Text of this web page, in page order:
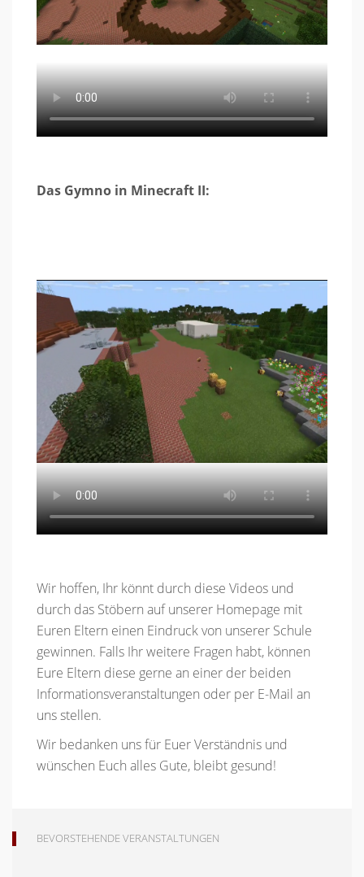
Das Gymno in Minecraft II:
Wir hoffen, Ihr könnt durch diese Videos und
durch das Stöbern auf unserer Homepage mit
Euren Eltern einen Eindruck von unserer Schule
gewinnen. Falls Ihr weitere Fragen habt, können
Eure Eltern diese gerne an einer der beiden
Informationsveranstaltungen oder per E-Mail an
uns stellen.
Wir bedanken uns für Euer Verständnis und
wünschen Euch alles Gute, bleibt gesund!
BEVORSTEHENDE VERANSTALTUNGEN